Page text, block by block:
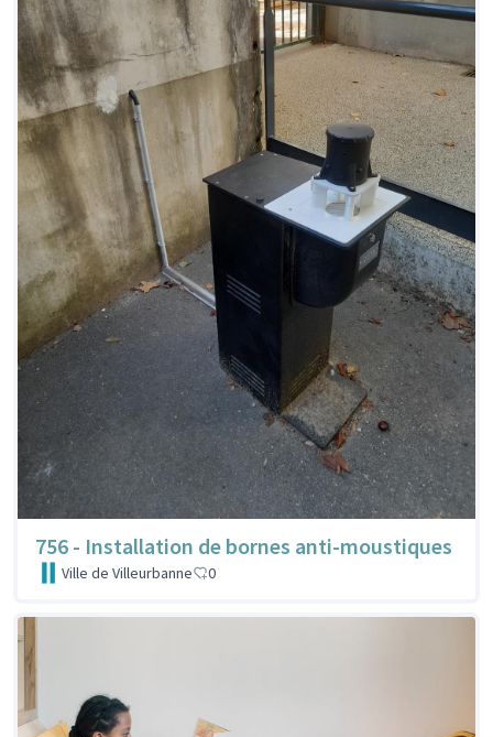
756 - Installation de bornes anti-moustiques
Ville de Villeurbanne 0